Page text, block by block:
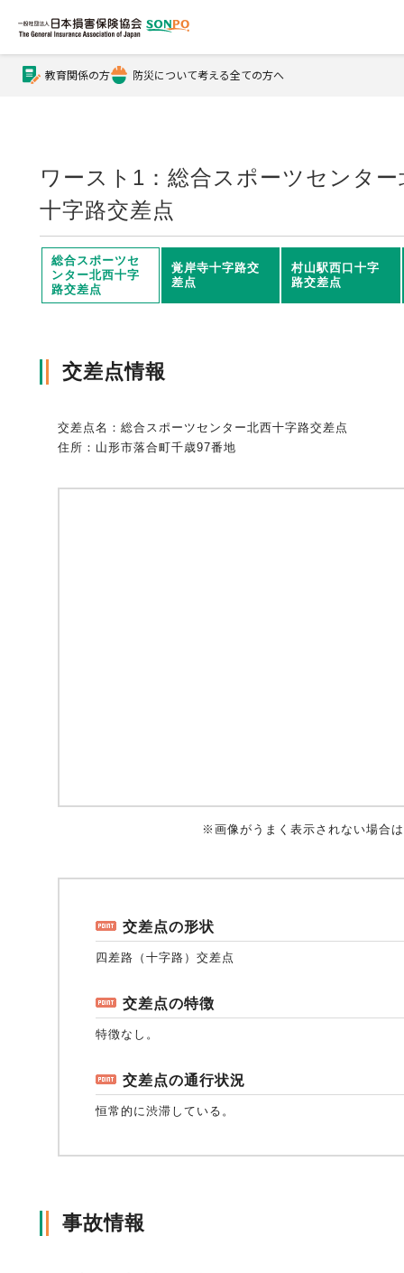
公式Xアカウント
損害保険とは？
損害保険とは？トップ
自賠責保険
自動車保険
個人賠償責任保険
風水雪災等による損害を補償する損害保険
協会の活動・概要
協会の活動・概要トップ
協会の活動
所在地（本部・支部）
損害保険お役立ち情報
会員会社情報
会員会社情報トップ
会員会社等一覧
試験・研修
医療研修
交通事故医療研究助成
協会ニュースリリース
会員各社ニュースリリース
協会からのお知らせ
協会各地の活動
損害保険の相談窓口
自然災害損保契約のご照会
他の紛争解決機関等
教育関係の方 防災について考える全ての方へ
ワースト1：総合スポーツセンター
十字路交差点
総合スポーツセ
ンター北西十字
路交差点
覚岸寺十字路交
差点
村山駅西口十字
路交差点
交差点情報
交差点名：総合スポーツセンター北西十字路交差点
住所：山形市落合町千歳97番地
※画像がうまく表示されない場合
交差点の形状
四差路（十字路）交差点
交差点の特徴
特徴なし。
交差点の通行状況
恒常的に渋滞している。
事故情報